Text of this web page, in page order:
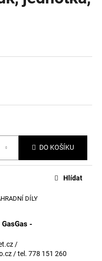
DO KOŠÍKU
DÍLY
Hlídat
-
/
/ tel. 778 151 260